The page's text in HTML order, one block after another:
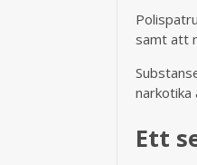
samt att
narkotika
Ett